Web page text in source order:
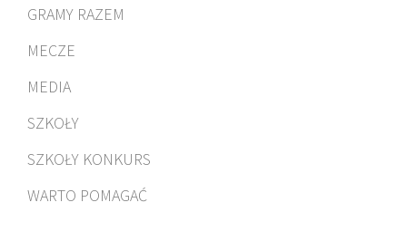
GRAMY RAZEM
MECZE
MEDIA
SZKOŁY
SZKOŁY KONKURS
WARTO POMAGAĆ